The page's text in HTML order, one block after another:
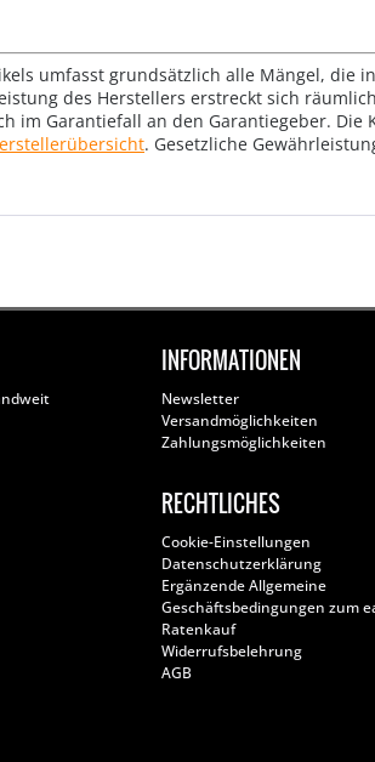
umfasst grundsätzlich alle Mängel, die
des Herstellers erstreckt sich
im Garantiefall an den Garantiegeber.
. Gesetzliche
INFORMATIONEN
Newsletter
Versandmöglichkeiten
Zahlungsmöglichkeiten
RECHTLICHES
Cookie-Einstellungen
Datenschutzerklärung
Ergänzende Allgemeine
Geschäftsbedingungen zum
Ratenkauf
Widerrufsbelehrung
AGB